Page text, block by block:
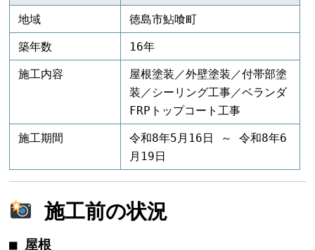
地域 徳島市鮎喰町
築年数 16年
施工内容
屋根塗装／外壁塗装／付帯部塗
装／シーリング工事／ベランダ
FRPトップコート工事
施工期間
令和8年5月16日 ～ 令和8年6
月19日
施工前の状況
■ 屋根